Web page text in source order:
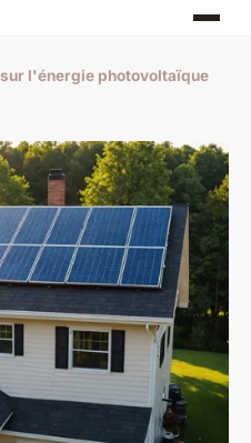
l'énergie photovoltaïque